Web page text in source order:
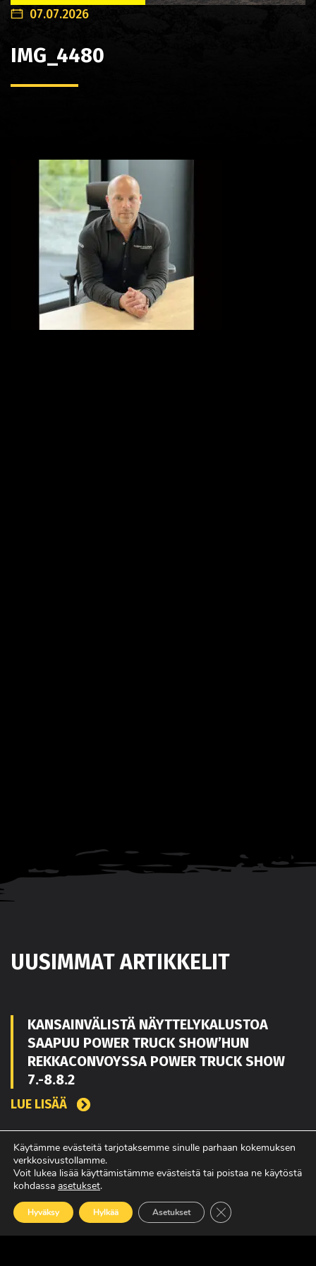
07.07.2026
IMG_4480
UUSIMMAT ARTIKKELIT
KANSAINVÄLISTÄ NÄYTTELYKALUSTOA
SAAPUU POWER TRUCK SHOW’HUN
REKKACONVOYSSA POWER TRUCK SHOW
7.-8.8.2
LUE LISÄÄ
TOUKO KAAKKO VAHVISTAMAAN MATEKON
MYYNTIÄ PIRKANMAALLA
LUE LISÄÄ
Käytämme evästeitä tarjotaksemme sinulle parhaan kokemuksen
verkkosivustollamme.
Voit lukea lisää käyttämistämme evästeistä tai poistaa ne käytöstä
kohdassa asetukset.
Hyväksy Hylkää Asetukset Sulje evästebanneri